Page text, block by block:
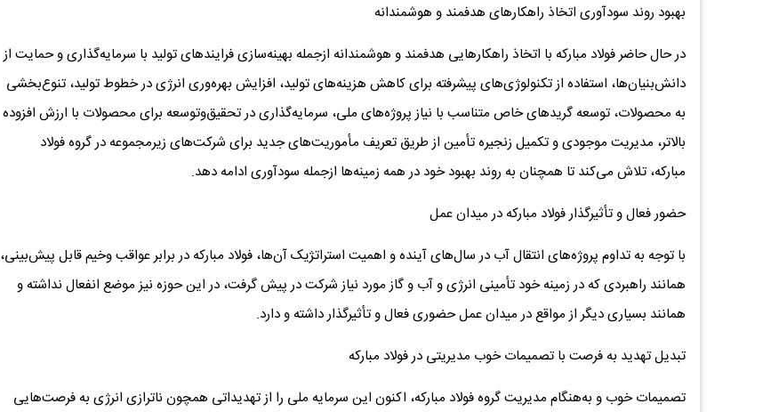
بهبود روند سودآوری اتخاذ راهکارهای هدفمند و هوشمندانه
در حال حاضر فولاد مبارکه با اتخاذ راهکارهایی هدفمند و هوشمندانه ازجمله بهینه‌سازی فرایندهای تولید با سرمایه‌گذاری و حمایت از
دانش‌بنیان‌ها، استفاده از تکنولوژی‌های پیشرفته برای کاهش هزینه‌های تولید، افزایش بهره‌وری انرژی در خطوط تولید، تنوع‌بخشی
به محصولات، توسعه گریدهای خاص متناسب با نیاز پروژه‌های ملی، سرمایه‌گذاری در تحقیق‌وتوسعه برای محصولات با ارزش افزوده
بالاتر، مدیریت موجودی و تکمیل زنجیره تأمین از طریق تعریف مأموریت‌های جدید برای شرکت‌های زیرمجموعه در گروه فولاد
مبارکه، تلاش می‌کند تا همچنان به روند بهبود خود در همه زمینه‌ها ازجمله سودآوری ادامه دهد.
حضور فعال و تأثیرگذار فولاد مبارکه در میدان عمل
با توجه‌ به تداوم پروژه‌های انتقال آب در سال‌های آینده و اهمیت استراتژیک آن‌ها، فولاد مبارکه در برابر عواقب وخیم قابل‌ پیش‌بینی،
همانند راهبردی که در زمینه خود تأمینی انرژی و آب و گاز مورد نیاز شرکت در پیش گرفت، در این حوزه نیز موضع انفعال نداشته و
همانند بسیاری دیگر از مواقع در میدان عمل حضوری فعال و تأثیرگذار داشته و دارد.
تبدیل تهدید به فرصت با تصمیمات خوب مدیریتی در فولاد مبارکه
تصمیمات خوب و به‌هنگام مدیریت گروه فولاد مبارکه، اکنون این سرمایه ملی را از تهدیداتی همچون ناترازی انرژی به فرصت‌هایی